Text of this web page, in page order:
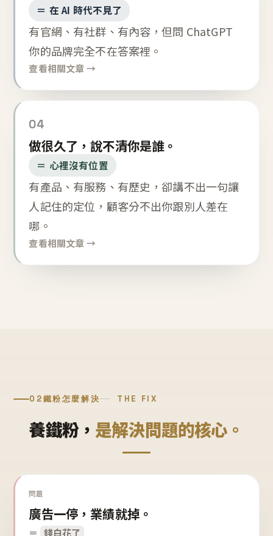
＝ 在 AI 時代不見了
有官網、有社群、有內容，但問 ChatGPT
你的品牌完全不在答案裡。
查看相關文章 →
04
做很久了，說不清你是誰。
＝ 心裡沒有位置
有產品、有服務、有歷史，卻講不出一句讓
人記住的定位，顧客分不出你跟別人差在
哪。
查看相關文章 →
02鐵粉怎麼解決 THE FIX
養鐵粉， 是解決問題的核心。
問題
廣告一停，業績就掉。
＝ 錢白花了